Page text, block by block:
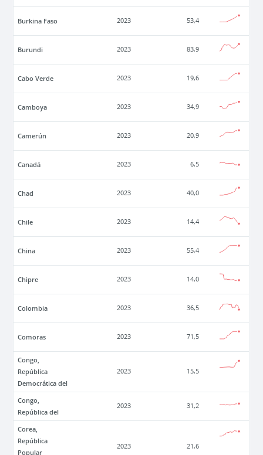
Burkina Faso 2023 53,4
Burundi 2023 83,9
Cabo Verde 2023 19,6
Camboya 2023 34,9
Camerún 2023 20,9
Canadá 2023 6,5
Chad 2023 40,0
Chile 2023 14,4
China 2023 55,4
Chipre 2023 14,0
Colombia 2023 36,5
Comoras 2023 71,5
Congo,
República
Democrática del
2023 15,5
Congo,
República del
2023 31,2
Corea,
República
Popular
2023 21,6